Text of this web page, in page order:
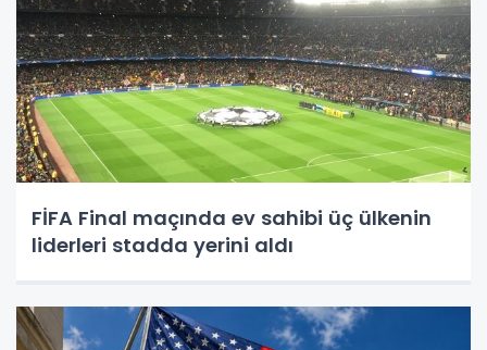
FİFA Final maçında ev sahibi üç ülkenin
liderleri stadda yerini aldı